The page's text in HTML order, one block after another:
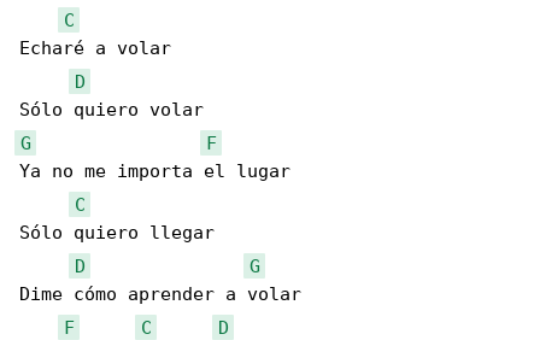
C
Echaré a volar
D
G
F
Ya no me importa el lugar
C
Sólo quiero llegar
D
G
Dime cómo aprender a volar
F
C
D